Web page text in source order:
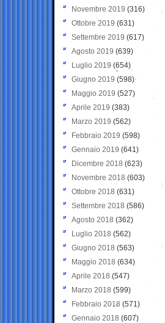
Novembre 2019 (316)
Ottobre 2019 (631)
Settembre 2019 (617)
Agosto 2019 (639)
Luglio 2019 (654)
Giugno 2019 (598)
Maggio 2019 (527)
Aprile 2019 (383)
Marzo 2019 (562)
Febbraio 2019 (598)
Gennaio 2019 (641)
Dicembre 2018 (623)
Novembre 2018 (603)
Ottobre 2018 (631)
Settembre 2018 (586)
Agosto 2018 (362)
Luglio 2018 (562)
Giugno 2018 (563)
Maggio 2018 (634)
Aprile 2018 (547)
Marzo 2018 (599)
Febbraio 2018 (571)
Gennaio 2018 (607)